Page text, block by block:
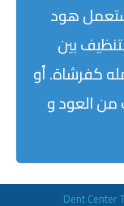
هود
بين
كفرشاة. أو
العود و
Dent Center